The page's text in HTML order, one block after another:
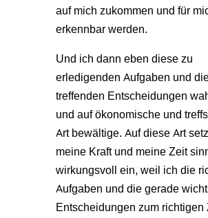
auf mich zukommen und für
erkennbar werden.
Und ich dann eben diese zu
erledigenden Aufgaben und
treffenden Entscheidungen
und auf ökonomische und
Art bewältige. Auf diese Art
meine Kraft und meine Zeit
wirkungsvoll ein, weil ich die
Aufgaben und die gerade
Entscheidungen zum richtigen